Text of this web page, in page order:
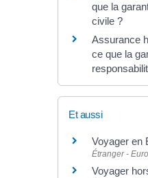
que la
civile ?
Assurance
ce que la
Et aussi
Voyager en
Étranger -
Voyager